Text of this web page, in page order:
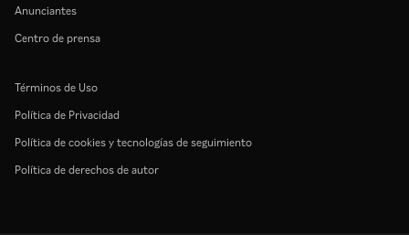
Anunciantes
Centro de prensa
Términos de Uso
Política de Privacidad
Política de cookies y tecnologías de seguimiento
Política de derechos de autor